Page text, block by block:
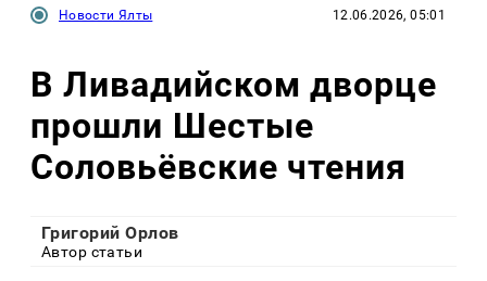
Новости Ялты 12.06.2026, 05:01
В Ливадийском дворце
прошли Шестые
Соловьёвские чтения
Григорий Орлов
Автор статьи